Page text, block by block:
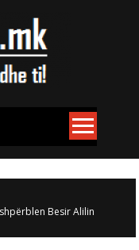
Besir Alilin